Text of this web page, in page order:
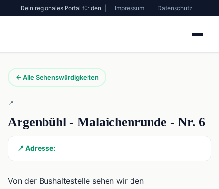
Dein regionales Portal für den | Impressum Datenschutz
← Alle Sehenswürdigkeiten
📍
Argenbühl - Malaichenrunde - Nr. 6
📍 Adresse:
Von der Bushaltestelle sehen wir den